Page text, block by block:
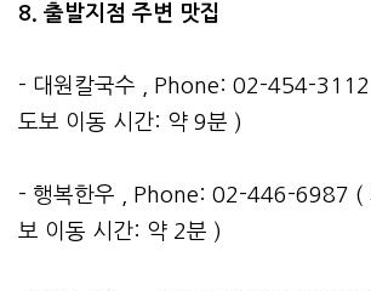
8. 출발지점 주변 맛집
- 대원칼국수 , Phone: 02-454-3112
도보 이동 시간: 약 9분 )
- 행복한우 , Phone: 02-446-6987 (
보 이동 시간: 약 2분 )